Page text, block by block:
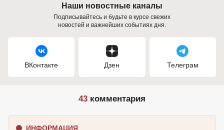
Наши новостные каналы
Подписывайтесь и будьте в курсе свежих
новостей и важнейших событиях дня.
ВКонтакте Дзен Телеграм
43 комментария
ИНФОРМАЦИЯ